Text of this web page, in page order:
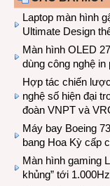
Laptop màn hình
Ultimate Design
Màn hình OLED
dùng công nghệ
Hợp tác chiến
nghệ số hiện đại
đoàn VNPT và
Máy bay Boeing
bang Hoa Kỳ cấp
Màn hình gaming
khủng” tới